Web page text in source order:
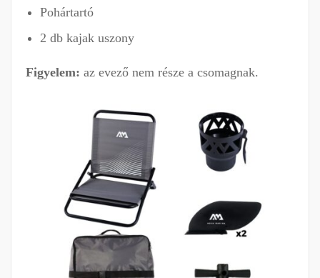
Pohártartó
2 db kajak uszony
Figyelem: az evező nem része a csomagnak.